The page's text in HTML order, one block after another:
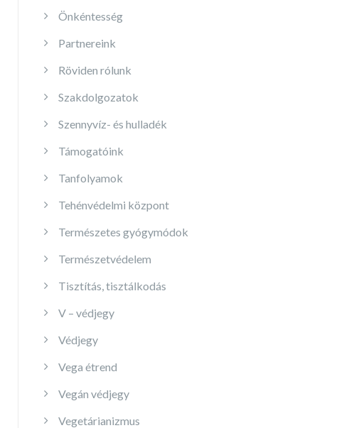
Önkéntesség
Partnereink
Röviden rólunk
Szakdolgozatok
Szennyvíz- és hulladék
Támogatóink
Tanfolyamok
Tehénvédelmi központ
Természetes gyógymódok
Természetvédelem
Tisztítás, tisztálkodás
V – védjegy
Védjegy
Vega étrend
Vegán védjegy
Vegetárianizmus